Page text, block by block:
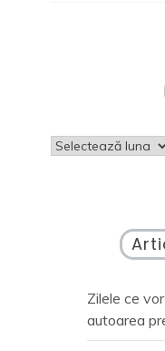
Arhive
Zilele ce
autoarea